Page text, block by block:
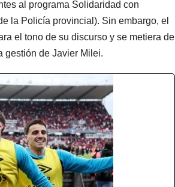
al programa Solidaridad con
la Policía provincial). Sin embargo, el
el tono de su discurso y se metiera de
gestión de Javier Milei.